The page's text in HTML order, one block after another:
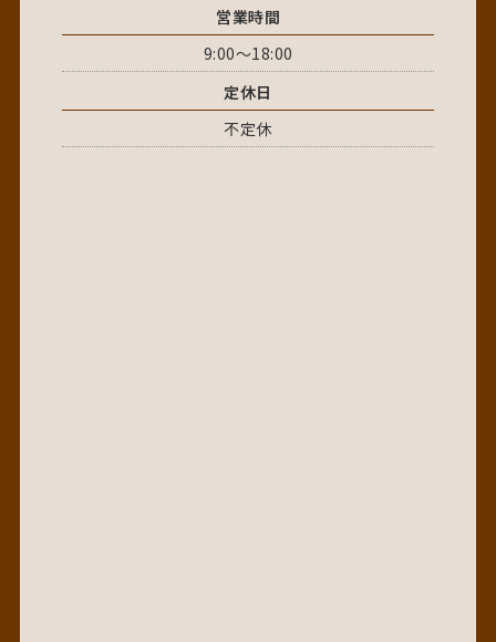
営業時間
9:00～18:00
定休日
不定休